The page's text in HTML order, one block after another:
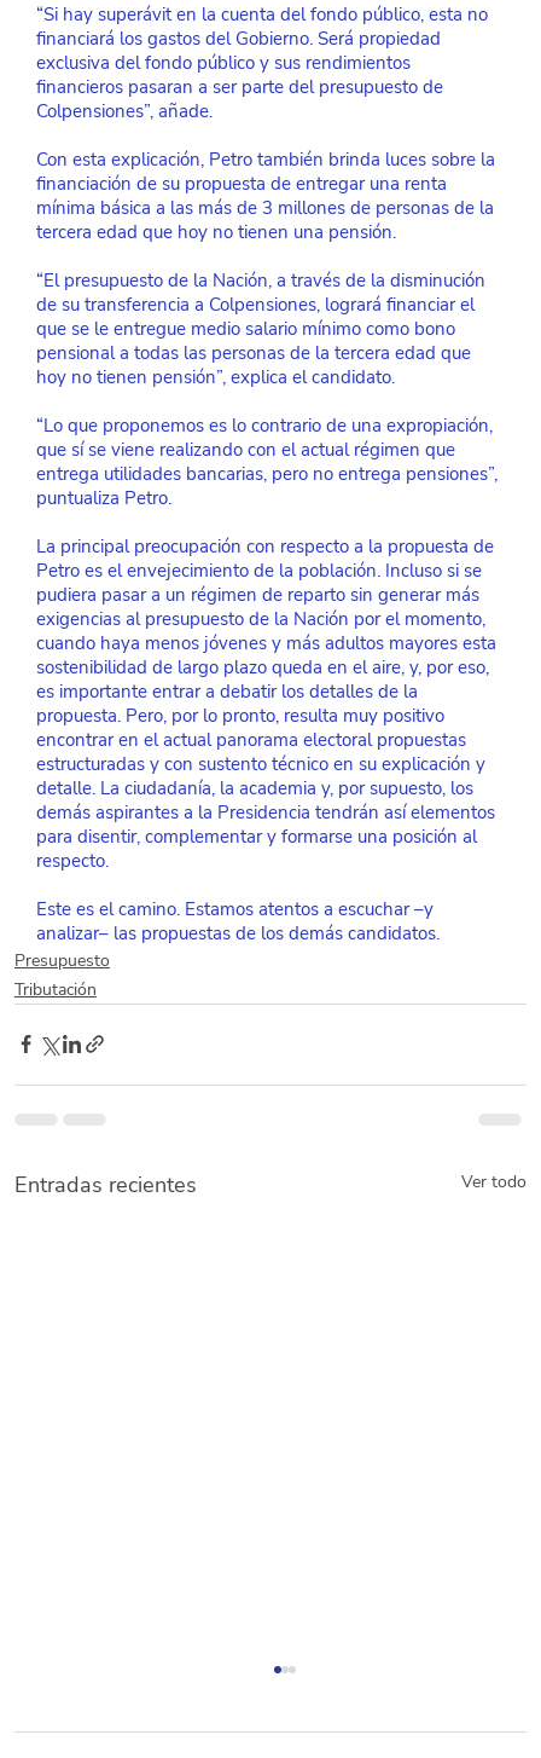
“Si hay superávit en la cuenta del fondo público, esta no
financiará los gastos del Gobierno. Será propiedad
exclusiva del fondo público y sus rendimientos
financieros pasaran a ser parte del presupuesto de
Colpensiones”, añade.
Con esta explicación, Petro también brinda luces sobre la
financiación de su propuesta de entregar una renta
mínima básica a las más de 3 millones de personas de la
tercera edad que hoy no tienen una pensión.
“El presupuesto de la Nación, a través de la disminución
de su transferencia a Colpensiones, logrará financiar el
que se le entregue medio salario mínimo como bono
pensional a todas las personas de la tercera edad que
hoy no tienen pensión”, explica el candidato.
“Lo que proponemos es lo contrario de una expropiación,
que sí se viene realizando con el actual régimen que
entrega utilidades bancarias, pero no entrega pensiones”,
puntualiza Petro.
La principal preocupación con respecto a la propuesta de
Petro es el envejecimiento de la población. Incluso si se
pudiera pasar a un régimen de reparto sin generar más
exigencias al presupuesto de la Nación por el momento,
cuando haya menos jóvenes y más adultos mayores esta
sostenibilidad de largo plazo queda en el aire, y, por eso,
es importante entrar a debatir los detalles de la
propuesta. Pero, por lo pronto, resulta muy positivo
encontrar en el actual panorama electoral propuestas
estructuradas y con sustento técnico en su explicación y
detalle. La ciudadanía, la academia y, por supuesto, los
demás aspirantes a la Presidencia tendrán así elementos
para disentir, complementar y formarse una posición al
respecto.
Este es el camino. Estamos atentos a escuchar –y
analizar– las propuestas de los demás candidatos.
Presupuesto
Tributación
Entradas recientes Ver todo